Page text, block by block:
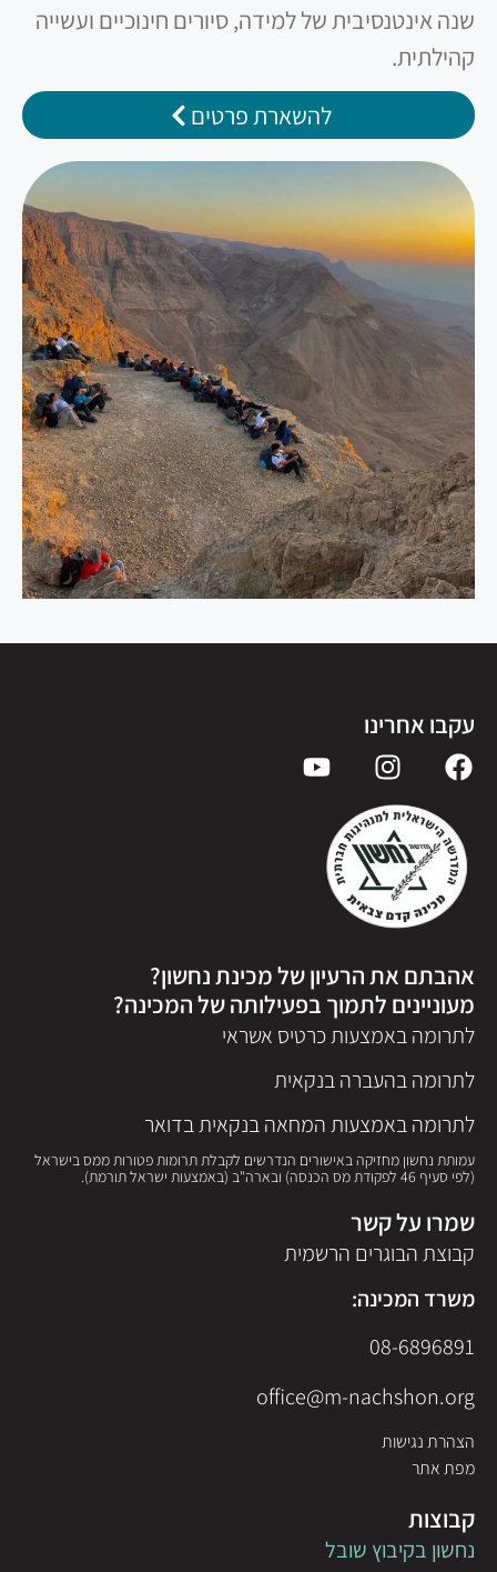
שנה אינטנסיבית של למידה, סיורים חינוכיים ועשייה
קהילתית.
להשארת פרטים
עקבו אחרינו
אהבתם את הרעיון של מכינת נחשון?
מעוניינים לתמוך בפעילותה של המכינה?
לתרומה באמצעות כרטיס אשראי
לתרומה בהעברה בנקאית
לתרומה באמצעות המחאה בנקאית בדואר
עמותת נחשון מחזיקה באישורים הנדרשים לקבלת תרומות פטורות ממס בישראל
(לפי סעיף 46 לפקודת מס הכנסה) ובארה"ב (באמצעות ישראל תורמת).
שמרו על קשר
קבוצת הבוגרים הרשמית
משרד המכינה:
08-6896891
office@m-nachshon.org
הצהרת נגישות
מפת אתר
קבוצות
נחשון בקיבוץ שובל